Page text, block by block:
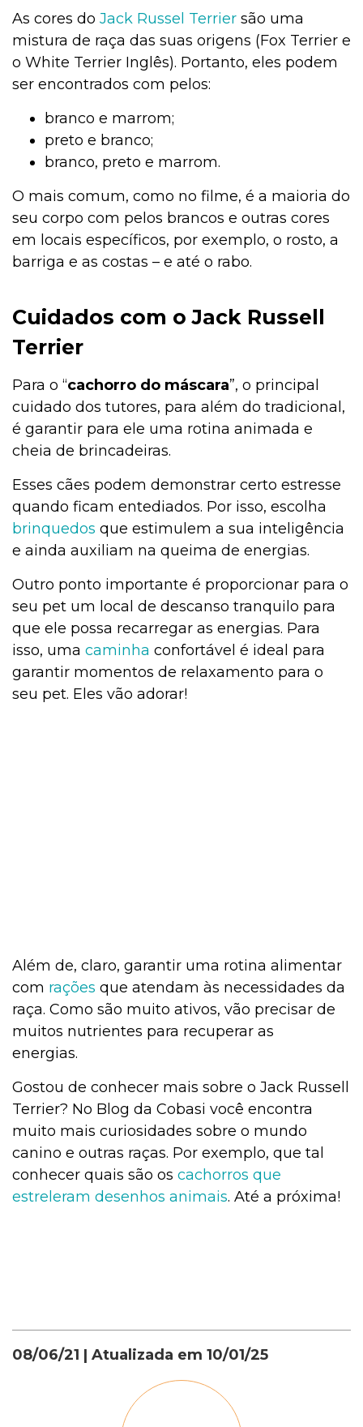
As cores do Jack Russel Terrier são uma
mistura de raça das suas origens (Fox Terrier e
o White Terrier Inglês). Portanto, eles podem
ser encontrados com pelos:
branco e marrom;
preto e branco;
branco, preto e marrom.
O mais comum, como no filme, é a maioria do
seu corpo com pelos brancos e outras cores
em locais específicos, por exemplo, o rosto, a
barriga e as costas – e até o rabo.
Cuidados com o Jack Russell
Terrier
Para o “cachorro do máscara”, o principal
cuidado dos tutores, para além do tradicional,
é garantir para ele uma rotina animada e
cheia de brincadeiras.
Esses cães podem demonstrar certo estresse
quando ficam entediados. Por isso, escolha
brinquedos que estimulem a sua inteligência
e ainda auxiliam na queima de energias.
Outro ponto importante é proporcionar para o
seu pet um local de descanso tranquilo para
que ele possa recarregar as energias. Para
isso, uma caminha confortável é ideal para
garantir momentos de relaxamento para o
seu pet. Eles vão adorar!
Além de, claro, garantir uma rotina alimentar
com rações que atendam às necessidades da
raça. Como são muito ativos, vão precisar de
muitos nutrientes para recuperar as
energias.
Gostou de conhecer mais sobre o Jack Russell
Terrier? No Blog da Cobasi você encontra
muito mais curiosidades sobre o mundo
canino e outras raças. Por exemplo, que tal
conhecer quais são os cachorros que
estreleram desenhos animais. Até a próxima!
08/06/21 | Atualizada em 10/01/25